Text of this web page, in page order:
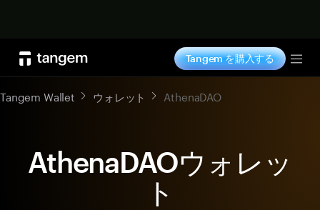
Tangem を購入する
Tangem Wallet ウォレット AthenaDAO
AthenaDAOウォレッ
ト